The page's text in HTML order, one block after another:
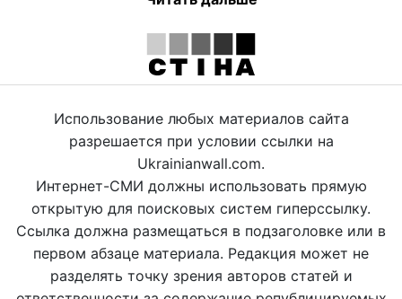
Использование любых материалов сайта
разрешается при условии ссылки на
Ukrainianwall.com.
Интернет-СМИ должны использовать прямую
открытую для поисковых систем гиперссылку.
Ссылка должна размещаться в подзаголовке или в
первом абзаце материала. Редакция может не
разделять точку зрения авторов статей и